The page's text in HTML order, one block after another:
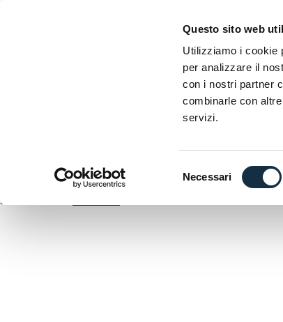
Questo sito web
Utilizziamo i cookie
per analizzare il
con i nostri partner
combinarle con
servizi.
Necessari
Esposizione internazionale delle due ruote
EICMA utilizza